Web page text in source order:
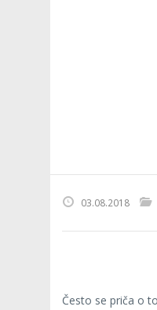
03.08.2018
Često se priča o